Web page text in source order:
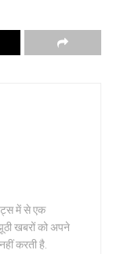
में से एक
खबरों को अपने
करती है.